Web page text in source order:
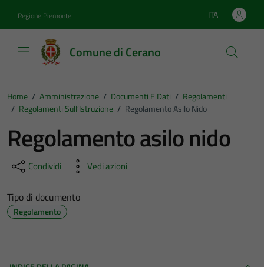
Regione Piemonte Lingua attiva:
ITA
Comune di Cerano
Home / Amministrazione / Documenti E Dati / Regolamenti
/ Regolamenti Sull’Istruzione / Regolamento Asilo Nido
Regolamento asilo nido
Condividi Vedi azioni
Tipo di documento
Regolamento